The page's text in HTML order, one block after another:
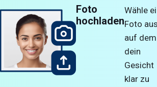
Foto
hochladen
Wähle
Foto
auf dem
dein
Gesicht
klar zu